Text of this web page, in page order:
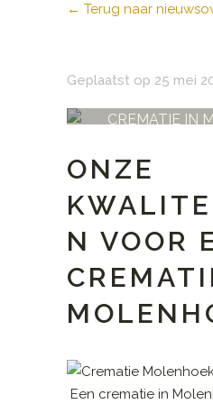
← Terug naar
Geplaatst op 25 mei
CREMATIE IN
ONZE
N VOOR
Een crematie in